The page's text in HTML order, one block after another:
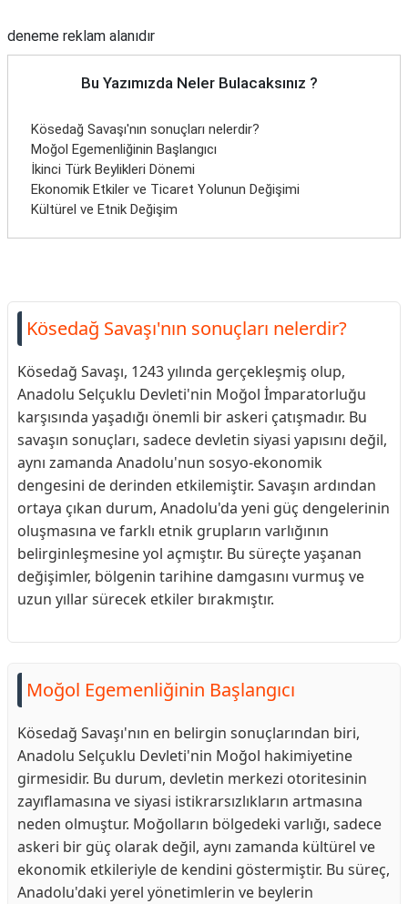
deneme reklam alanıdır
Bu Yazımızda Neler Bulacaksınız ?
Kösedağ Savaşı'nın sonuçları nelerdir?
Moğol Egemenliğinin Başlangıcı
İkinci Türk Beylikleri Dönemi
Ekonomik Etkiler ve Ticaret Yolunun Değişimi
Kültürel ve Etnik Değişim
Kösedağ Savaşı'nın sonuçları nelerdir?
Kösedağ Savaşı, 1243 yılında gerçekleşmiş olup,
Anadolu Selçuklu Devleti'nin Moğol İmparatorluğu
karşısında yaşadığı önemli bir askeri çatışmadır. Bu
savaşın sonuçları, sadece devletin siyasi yapısını değil,
aynı zamanda Anadolu'nun sosyo-ekonomik
dengesini de derinden etkilemiştir. Savaşın ardından
ortaya çıkan durum, Anadolu'da yeni güç dengelerinin
oluşmasına ve farklı etnik grupların varlığının
belirginleşmesine yol açmıştır. Bu süreçte yaşanan
değişimler, bölgenin tarihine damgasını vurmuş ve
uzun yıllar sürecek etkiler bırakmıştır.
Moğol Egemenliğinin Başlangıcı
Kösedağ Savaşı'nın en belirgin sonuçlarından biri,
Anadolu Selçuklu Devleti'nin Moğol hakimiyetine
girmesidir. Bu durum, devletin merkezi otoritesinin
zayıflamasına ve siyasi istikrarsızlıkların artmasına
neden olmuştur. Moğolların bölgedeki varlığı, sadece
askeri bir güç olarak değil, aynı zamanda kültürel ve
ekonomik etkileriyle de kendini göstermiştir. Bu süreç,
Anadolu'daki yerel yönetimlerin ve beylerin